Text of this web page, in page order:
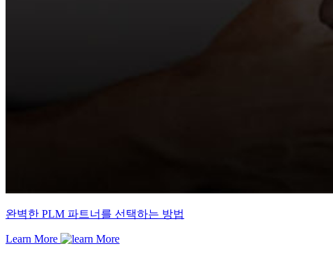
완벽한 PLM 파트너를 선택하는 방법
Learn More